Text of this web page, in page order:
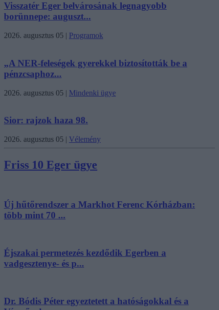
Visszatér Eger belvárosának legnagyobb
borünnepe: auguszt...
2026. augusztus 05 | Programok
„A NER-feleségek gyerekkel biztosították be a
pénzcsaphoz...
2026. augusztus 05 | Mindenki ügye
Sior: rajzok haza 98.
2026. augusztus 05 | Vélemény
Friss 10 Eger ügye
Új hűtőrendszer a Markhot Ferenc Kórházban:
több mint 70 ...
Éjszakai permetezés kezdődik Egerben a
vadgesztenye- és p...
Dr. Bódis Péter egyeztetett a hatóságokkal és a